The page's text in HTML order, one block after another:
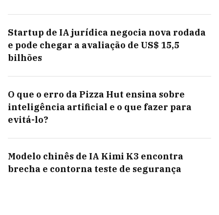
Startup de IA jurídica negocia nova rodada
e pode chegar a avaliação de US$ 15,5
bilhões
O que o erro da Pizza Hut ensina sobre
inteligência artificial e o que fazer para
evitá-lo?
Modelo chinês de IA Kimi K3 encontra
brecha e contorna teste de segurança